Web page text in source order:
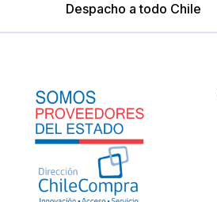
Despacho a todo Chile